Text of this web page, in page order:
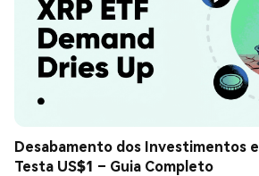
Desabamento dos Investimentos
Testa US$1 – Guia Completo